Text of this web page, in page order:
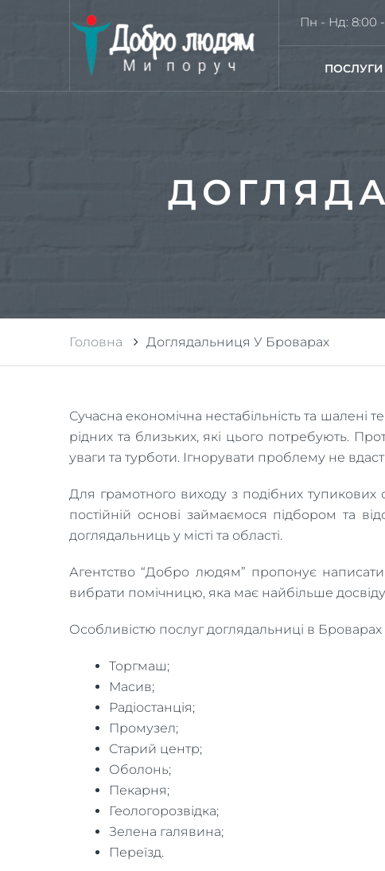
ПОСЛУГИ
Пн - Нд: 8:00 -
Головна Доглядальниця У Броварах
Сучасна економічна нестабільність та
рідних та близьких, які цього потребують.
уваги та турботи. Ігнорувати проблему не
Для грамотного виходу з подібних
постійній основі займаємося підбором та
доглядальниць у місті та області.
Агентство “Добро людям” пропонує
вибрати помічницю, яка має найбільше
Особливістю послуг доглядальниці в
Торгмаш;
Масив;
Радіостанція;
Промузел;
Старий центр;
Оболонь;
Пекарня;
Геологорозвідка;
Зелена галявина;
Переїзд.